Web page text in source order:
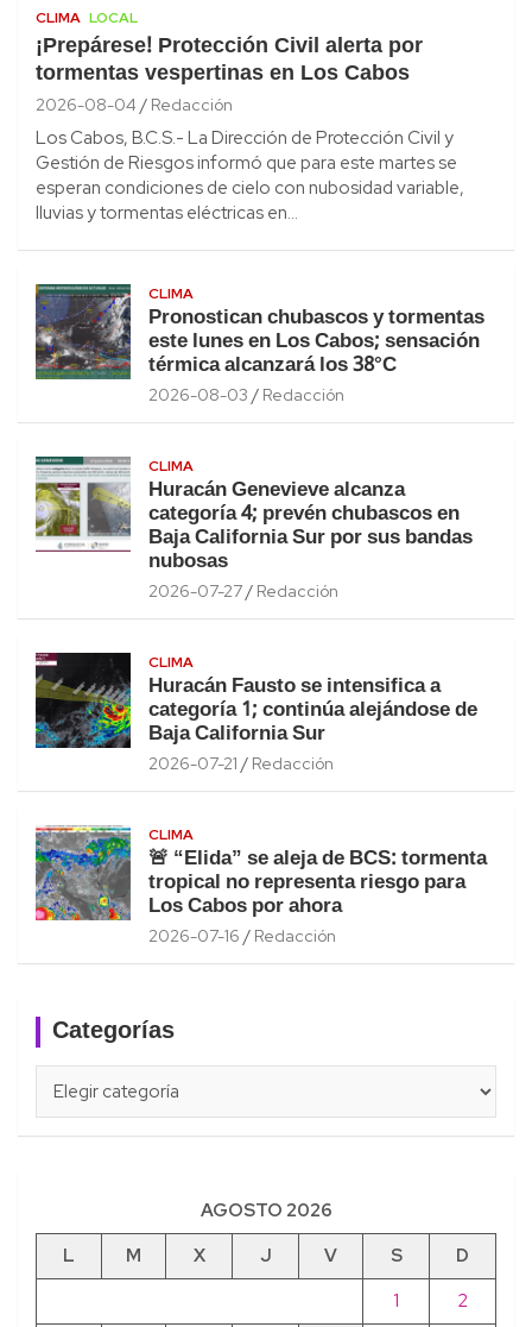
CLIMA LOCAL
¡Prepárese! Protección Civil alerta por
tormentas vespertinas en Los Cabos
2026-08-04 Redacción
Los Cabos, B.C.S.- La Dirección de Protección Civil y
Gestión de Riesgos informó que para este martes se
esperan condiciones de cielo con nubosidad variable,
lluvias y tormentas eléctricas en…
CLIMA
Pronostican chubascos y tormentas
este lunes en Los Cabos; sensación
térmica alcanzará los 38°C
2026-08-03 Redacción
CLIMA
Huracán Genevieve alcanza
categoría 4; prevén chubascos en
Baja California Sur por sus bandas
nubosas
2026-07-27 Redacción
CLIMA
Huracán Fausto se intensifica a
categoría 1; continúa alejándose de
Baja California Sur
2026-07-21 Redacción
CLIMA
🚨 “Elida” se aleja de BCS: tormenta
tropical no representa riesgo para
Los Cabos por ahora
2026-07-16 Redacción
Categorías
AGOSTO 2026
L
M X J V S
D
1
2